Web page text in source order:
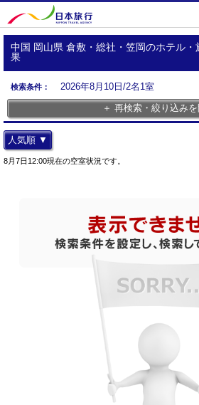
中国 岡山県 倉敷・総社・笠岡のホテル
果
検索条件：
2026年8月10日/2名1室
＋ 再検索・絞り込みを
人気順 ▼
8月7日12:00現在の空室状況です。